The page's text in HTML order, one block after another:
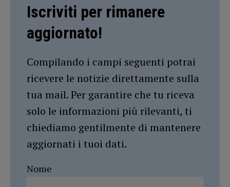
Iscriviti per rimanere
aggiornato!
Compilando i campi seguenti potrai
ricevere le notizie direttamente sulla
tua mail. Per garantire che tu riceva
solo le informazioni più rilevanti, ti
chiediamo gentilmente di mantenere
aggiornati i tuoi dati.
Nome